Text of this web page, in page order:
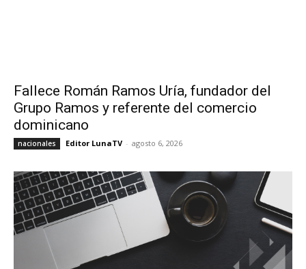
Fallece Román Ramos Uría, fundador del
Grupo Ramos y referente del comercio
dominicano
nacionales Editor LunaTV - agosto 6, 2026